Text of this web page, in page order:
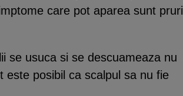
care pot aparea sunt
se usuca si se descuameaza nu
este posibil ca scalpul sa nu fie